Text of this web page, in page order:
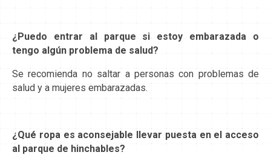
¿Puedo entrar al parque si estoy embarazada o
tengo algún problema de salud?
Se recomienda no saltar a personas con problemas de
salud y a mujeres embarazadas.
¿Qué ropa es aconsejable llevar puesta en el acceso
al parque de hinchables?